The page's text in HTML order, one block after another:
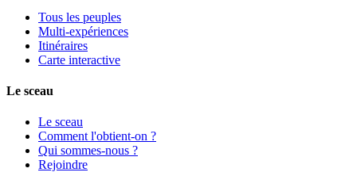
Tous les peuples
Multi-expériences
Itinéraires
Carte interactive
Le sceau
Le sceau
Comment l'obtient-on ?
Qui sommes-nous ?
Rejoindre